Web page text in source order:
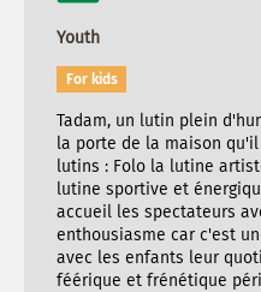
Youth
For kids
Tadam, un lutin plein
la porte de la maison
lutins : Folo la lutine
lutine sportive et
accueil les spectateurs
enthousiasme car c'est
avec les enfants leur
féérique et frénétique